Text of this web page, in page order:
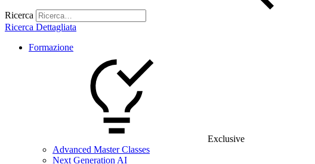
Ricerca
Ricerca Dettagliata
Formazione
Exclusive
Advanced Master Classes
Next Generation AI